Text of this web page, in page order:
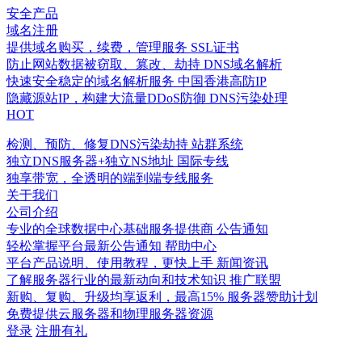
安全产品
域名注册
提供域名购买，续费，管理服务 SSL证书
防止网站数据被窃取、篡改、劫持 DNS域名解析
快速安全稳定的域名解析服务 中国香港高防IP
隐藏源站IP，构建大流量DDoS防御 DNS污染处理
HOT
检测、预防、修复DNS污染劫持 站群系统
独立DNS服务器+独立NS地址 国际专线
独享带宽，全透明的端到端专线服务
关于我们
公司介绍
专业的全球数据中心基础服务提供商 公告通知
轻松掌握平台最新公告通知 帮助中心
平台产品说明、使用教程，更快上手 新闻资讯
了解服务器行业的最新动向和技术知识 推广联盟
新购、复购、升级均享返利，最高15% 服务器赞助计划
免费提供云服务器和物理服务器资源
登录 注册有礼